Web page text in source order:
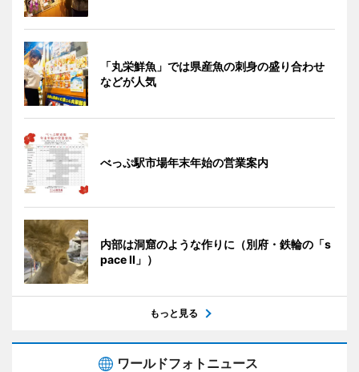
「丸栄鮮魚」では県産魚の刺身の盛り合わせ
などが人気
べっぷ駅市場年末年始の営業案内
内部は洞窟のような作りに（別府・鉄輪の「s
pace II」）
もっと見る
ワールドフォトニュース